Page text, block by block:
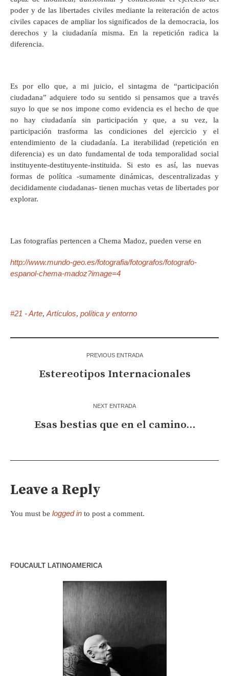
poder y de las libertades civiles mediante la reiteración de actos
civiles capaces de ampliar los significados de la democracia, los
derechos y la ciudadanía misma. En la repetición radica la
diferencia.
Es por ello que, a mi juicio, el sintagma de “participación
ciudadana” adquiere todo su sentido si pensamos que a través
suyo lo que se nos impone como evidencia es el hecho de que
no hay ciudadanía sin participación y que, a su vez, la
participación trasforma las condiciones del ejercicio y el
entendimiento de la ciudadanía. La iterabilidad (repetición en
diferencia) es un dato fundamental de toda temporalidad social
instituyente-destituyente-instituida. Si esto es así, las nuevas
formas de política -sumamente dinámicas, descentralizadas y
decididamente ciudadanas- tienen muchas vetas de libertades por
explorar.
Las fotografías pertencen a Chema Madoz, pueden verse en
http://www.mundo-geo.es/fotografia/fotografos/fotografo-
espanol-chema-madoz?image=4
#21 - Arte,Artículos, política y entorno
PREVIOUS ENTRADA
Estereotipos Internacionales
NEXT ENTRADA
Esas bestias que en el camino…
Leave a Reply
You must be logged in to post a comment.
FOUCAULT LATINOAMERICA